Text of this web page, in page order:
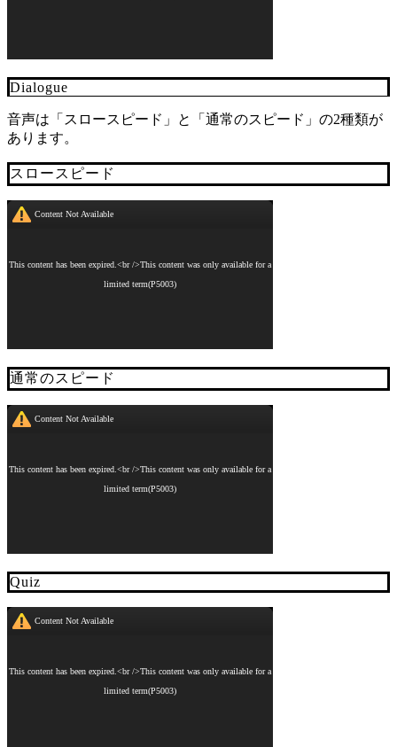
Dialogue
音声は「スロースピード」と「通常のスピード」の2種類が
あります。
スロースピード
通常のスピード
Quiz